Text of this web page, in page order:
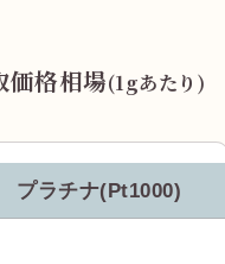
価格相場(1gあたり)
プラチナ(Pt1000)